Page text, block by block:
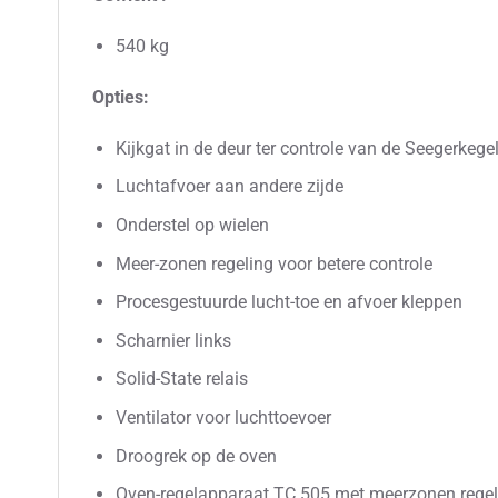
540 kg
Opties:
Kijkgat in de deur ter controle van de
Luchtafvoer aan andere zijde
Onderstel op wielen
Meer-zonen regeling voor betere controle
Procesgestuurde lucht-toe en afvoer kleppen
Scharnier links
Solid-State relais
Ventilator voor luchttoevoer
Droogrek op de oven